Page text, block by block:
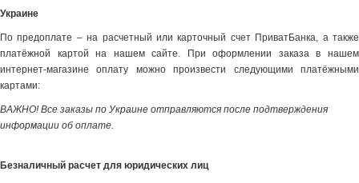
Украине
По предоплате – на расчетный или карточный счет ПриватБанка, а также
платёжной картой на нашем сайте. При оформлении заказа в нашем
интернет-магазине оплату можно произвести следующими платёжными
картами:
ВАЖНО! Все заказы по Украине отправляются после подтверждения
информации об оплате.
Безналичный расчет для юридических лиц